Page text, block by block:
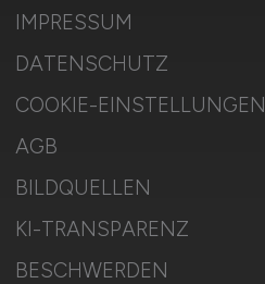
IMPRESSUM
DATENSCHUTZ
COOKIE-EINSTELLUNGEN
AGB
BILDQUELLEN
KI-TRANSPARENZ
BESCHWERDEN